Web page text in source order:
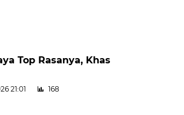
Top Rasanya, Khas
21:01 168